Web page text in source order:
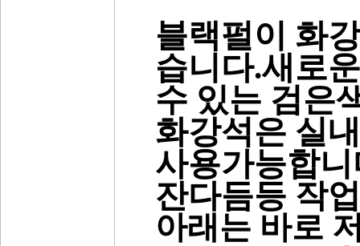
블랙펄이 화
습니다.새로
수 있는 검은
화강석은 실
사용가능합
잔다듬등 작
아래는 바로